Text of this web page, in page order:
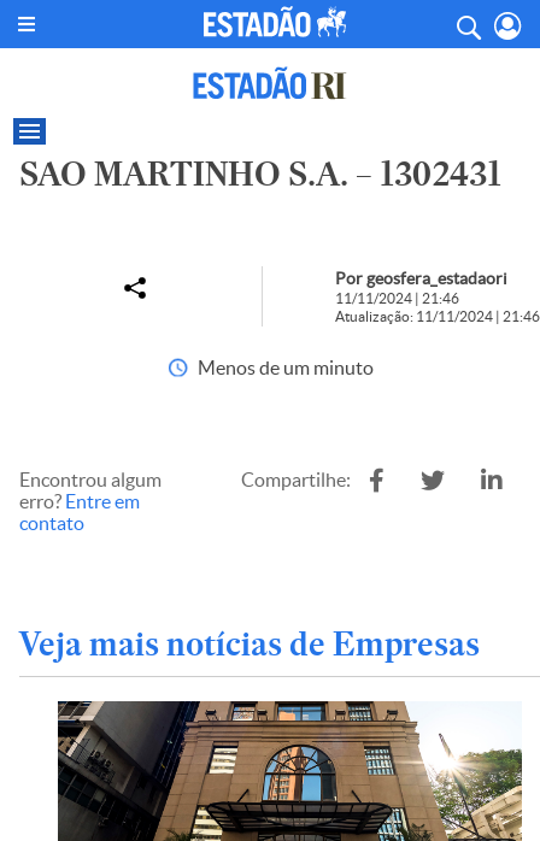
SAO MARTINHO S.A. – 1302431
Por geosfera_estadaori
11/11/2024 | 21:46
Atualização: 11/11/2024 | 21:46
Menos de um minuto
Encontrou algum
erro? Entre em
contato
Compartilhe:
Veja mais notícias de Empresas